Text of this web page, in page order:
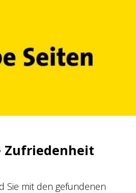
Zufriedenheit
Sie mit den gefundenen